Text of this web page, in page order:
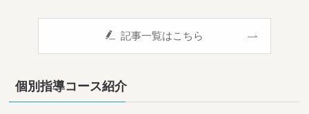
記事一覧はこちら
個別指導コース紹介